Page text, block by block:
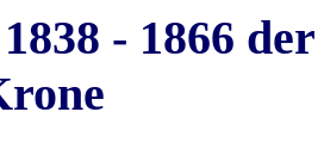
- 1866